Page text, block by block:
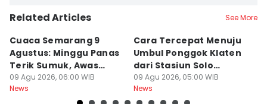
Related Articles See More
Cuaca Semarang 9
Agustus: Minggu Panas
Terik Sumuk, Awas
Malam Dingin Bediding!
09 Agu 2026, 06:00 WIB
News
Cara Tercepat Menuju
Umbul Ponggok Klaten
dari Stasiun Solo
Balapan di Surakarta
09 Agu 2026, 05:00 WIB
News